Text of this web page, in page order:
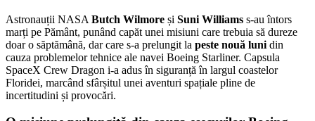
Astronauții NASA Butch Wilmore și Suni Williams s-au întors
marți pe Pământ, punând capăt unei misiuni care trebuia să dureze
doar o săptămână, dar care s-a prelungit la peste nouă luni din
cauza problemelor tehnice ale navei Boeing Starliner. Capsula
SpaceX Crew Dragon i-a adus în siguranță în largul coastelor
Floridei, marcând sfârșitul unei aventuri spațiale pline de
incertitudini și provocări.